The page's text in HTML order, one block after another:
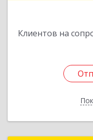
Клиентов на